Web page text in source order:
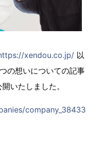
xendou.co.jp/ 以
の想いについての記事
いたしました。
company_38433